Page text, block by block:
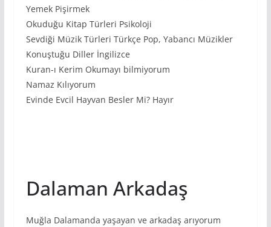
Yemek Pişirmek
Okuduğu Kitap Türleri Psikoloji
Sevdiği Müzik Türleri Türkçe Pop, Yabancı Müzikler
Konuştuğu Diller İngilizce
Kuran-ı Kerim Okumayı bilmiyorum
Namaz Kılıyorum
Evinde Evcil Hayvan Besler Mi? Hayır
Dalaman Arkadaş
Muğla Dalamanda yaşayan ve arkadaş arıyorum